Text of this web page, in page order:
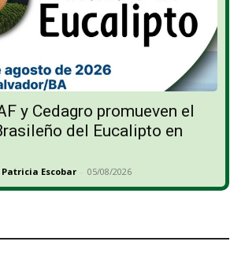
y Cedagro promueven el
del Eucalipto en
Patricia Escobar - 05/08/2026